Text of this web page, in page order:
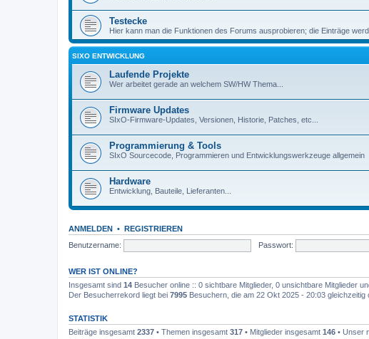
Testecke
Hier kann man die Funktionen des Forums ausprobieren; die Einträge
SIXO ENTWICKLUNG
Laufende Projekte
Wer arbeitet gerade an welchem SW/HW Thema...
Firmware Updates
SIxO-Firmware-Updates, Versionen, Historie, Patches, etc...
Programmierung & Tools
SIxO Sourcecode, Programmieren und Entwicklungswerkzeuge allgemein
Hardware
Entwicklung, Bauteile, Lieferanten...
ANMELDEN • REGISTRIEREN
Benutzername:
Passwort:
WER IST ONLINE?
Insgesamt sind 14 Besucher online :: 0 sichtbare Mitglieder, 0 unsichtbare Mitglieder
Der Besucherrekord liegt bei 7995 Besuchern, die am 22 Okt 2025 - 20:03 gleichzeitig
STATISTIK
Beiträge insgesamt 2337 • Themen insgesamt 317 • Mitglieder insgesamt 146 • Unser